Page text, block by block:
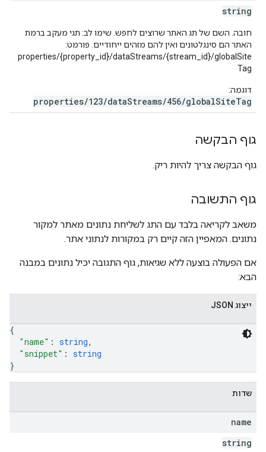
string
חובה. השם של תג האתר שרוצים לחפש. שימו לב: תגי מעקב ברמת
האתר הם סינגלטונים ואין להם מזהים ייחודיים. פורמט:
properties/{property_id}/dataStreams/{stream_id}/globalSite
Tag
דוגמה:
properties/123/dataStreams/456/globalSiteTag
גוף הבקשה
גוף הבקשה צריך להיות ריק.
גוף התשובה
משאב לקריאה בלבד עם התג לשליחת נתונים מאתר למקור
נתונים. המאפיין הזה קיים רק במקורות לנתוני אתר.
אם הפעולה בוצעה ללא שגיאות, גוף התגובה יכיל נתונים במבנה
הבא:
ייצוג JSON
{
"name" : string,
"snippet" : string
}
שדות
name
string